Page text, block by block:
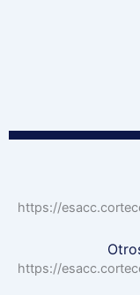
https://
https://